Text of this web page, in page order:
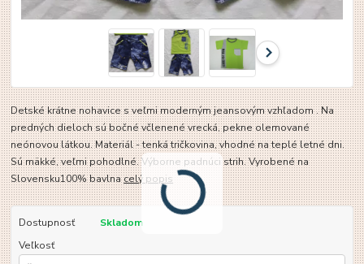
Detské krátne nohavice s veľmi moderným jeansovým vzhľadom . Na
predných dieloch sú bočné včlenené vrecká, pekne olemované
neónovou látkou. Materiál - tenká tričkovina, vhodné na teplé letné dni.
Sú mäkké, veľmi pohodlné. Výborne padnúci strih. Vyrobené na
Slovensku100% bavlnacelý popis
Dostupnosť
Skladom
Veľkosť